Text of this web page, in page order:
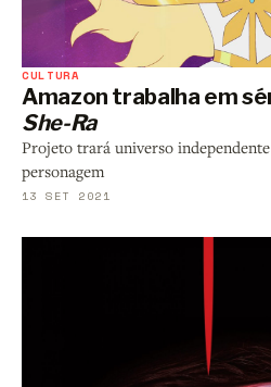
CULTURA
Amazon trabalha em
She-Ra
Projeto trará universo
personagem
13 SET 2021